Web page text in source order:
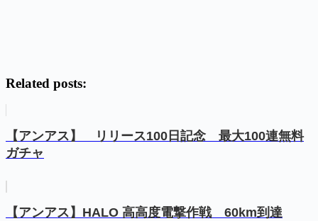
Related posts:
【アンアス】 リリース100日記念 最大100連無料
ガチャ
【アンアス】HALO 高高度電撃作戦 60km到達